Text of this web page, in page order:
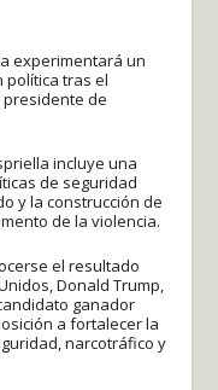
experimentará un
política tras el
presidente de
incluye una
de seguridad
y la construcción de
de la violencia.
el resultado
Donald Trump,
ganador
a fortalecer la
narcotráfico y